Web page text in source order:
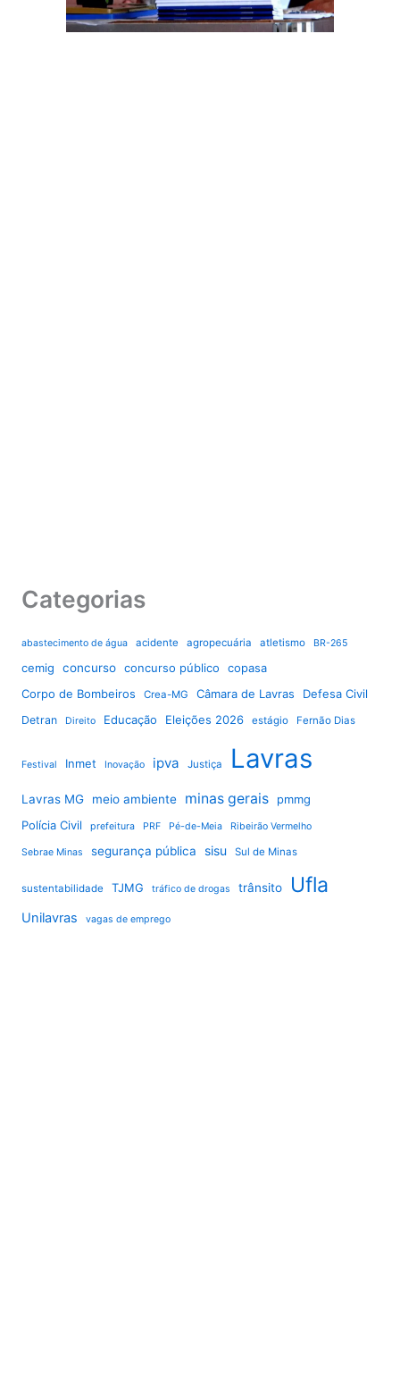
Categorias
abastecimento de água acidente agropecuária atletismo BR-265
cemig concurso concurso público
copasa
Corpo de Bombeiros
Crea-MG Câmara de Lavras Defesa Civil
Detran Direito Educação Eleições 2026 estágio Fernão Dias
Festival Inmet Inovação ipva Justiça Lavras
Lavras MG meio ambiente minas gerais
pmmg
Polícia Civil
prefeitura PRF Pé-de-Meia Ribeirão Vermelho
Sebrae Minas segurança pública sisu Sul de Minas
sustentabilidade TJMG tráfico de drogas trânsito Ufla
Unilavras vagas de emprego